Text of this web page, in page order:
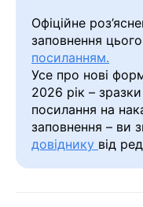
Офіційне
заповнення
посиланням.
Усе про нові
2026 рік –
посилання на
заповнення – ви
довіднику від